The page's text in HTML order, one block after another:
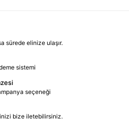
sürede elinize ulaşır.
sistemi
seçeneği
bize iletebilirsiniz.